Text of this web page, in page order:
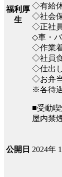
福利厚
生
◇有給
◇社会
◇正社
◇車・
◇作業
◇社員食
◇仕出
◇お弁
※各待
■受動
屋内禁
公開日 2024年